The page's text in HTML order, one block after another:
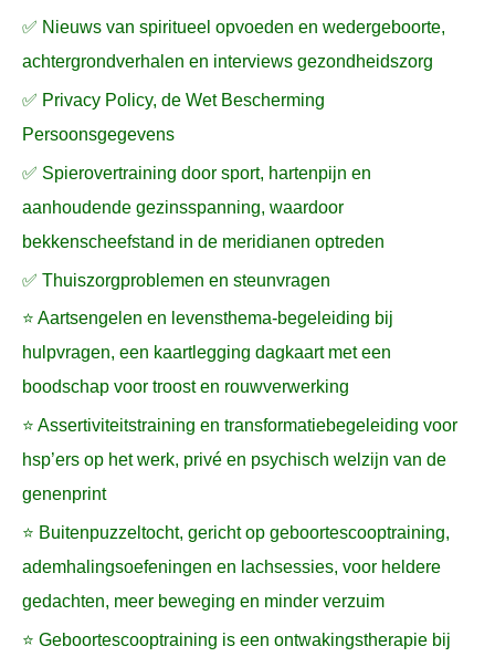
✅ Nieuws van spiritueel opvoeden en wedergeboorte,
achtergrondverhalen en interviews gezondheidszorg
✅ Privacy Policy, de Wet Bescherming
Persoonsgegevens
✅ Spierovertraining door sport, hartenpijn en
aanhoudende gezinsspanning, waardoor
bekkenscheefstand in de meridianen optreden
✅ Thuiszorgproblemen en steunvragen
⭐ Aartsengelen en levensthema-begeleiding bij
hulpvragen, een kaartlegging dagkaart met een
boodschap voor troost en rouwverwerking
⭐ Assertiviteitstraining en transformatiebegeleiding voor
hsp’ers op het werk, privé en psychisch welzijn van de
genenprint
⭐ Buitenpuzzeltocht, gericht op geboortescooptraining,
ademhalingsoefeningen en lachsessies, voor heldere
gedachten, meer beweging en minder verzuim
⭐ Geboortescooptraining is een ontwakingstherapie bij